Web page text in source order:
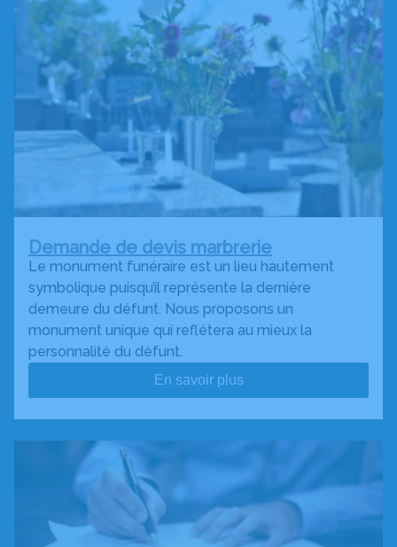
Demande de devis marbrerie
Le monument funéraire est un lieu hautement
symbolique puisqu’il représente la dernière
demeure du défunt. Nous proposons un
monument unique qui reflétera au mieux la
personnalité du défunt.
En savoir plus